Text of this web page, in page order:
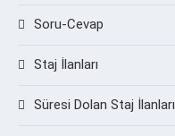
Soru-Cevap
Staj İlanları
Süresi Dolan Staj İlanları